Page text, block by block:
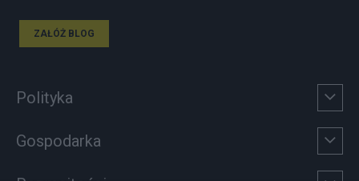
ZAŁÓŻ BLOG
Polityka
Gospodarka